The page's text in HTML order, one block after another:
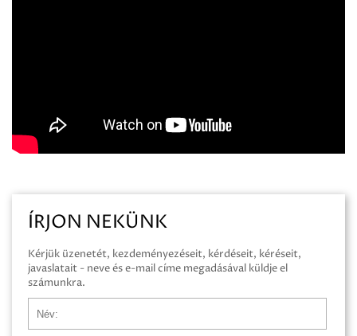
ÍRJON NEKÜNK
Kérjük üzenetét, kezdeményezéseit, kérdéseit, kéréseit,
javaslatait - neve és e-mail címe megadásával küldje el
számunkra.